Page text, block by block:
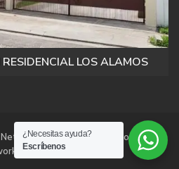
LOS ALAMOS
Networks Technologies |
Technologies |
¿Necesitas ayuda?
Escríbenos